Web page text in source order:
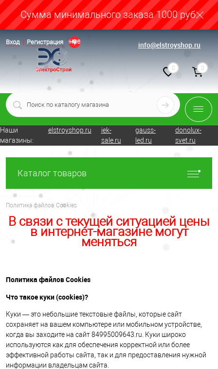
Cумма минимального заказа 1000 руб.
Вход Регистрация
Определение info@elstroyshop.ru
0 0
Наши
магазины:
elstroyshop.ru
iek-
sale.ru
gauss-
led.ru
donolux-
svet.ru
Каталог товаров
Политика файлов Cookies
В связи с текущей ситуацией цены
в интернет-магазине могут
меняться
Политика файлов Cookies
Что такое куки (cookies)?
Куки — это небольшие текстовые файлы, которые сайт
сохраняет на вашем компьютере или мобильном устройстве,
когда вы заходите на сайт 84995009643.ru. Куки широко
используются как для обеспечения корректной или более
эффективной работы сайта, так и для предоставления нужной
информации владельцам сайта.